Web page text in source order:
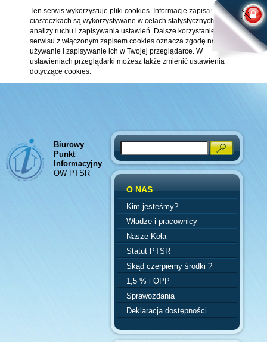
Ten serwis wykorzystuje pliki cookies. Informacje zapisane w
ciasteczkach są wykorzystywane w celach statystycznych,
analizy ruchu i zapisywania ustawień. Dalsze korzystanie z
serwisu z włączonym zapisem cookies oznacza zgodę na ich
używanie i zapisywanie ich w Twojej przeglądarce. W
ustawieniach przeglądarki możesz także zmienić ustawienia
dotyczące cookies.
Biurowy
Punkt
Informacyjny
OW PTSR
Search
O NAS
Kim jesteśmy?
Władze i pracownicy
Nasze Koła
Statut PTSR
Skąd czerpiemy środki ?
1,5 % i OPP
Sprawozdania
Deklaracja dostępności